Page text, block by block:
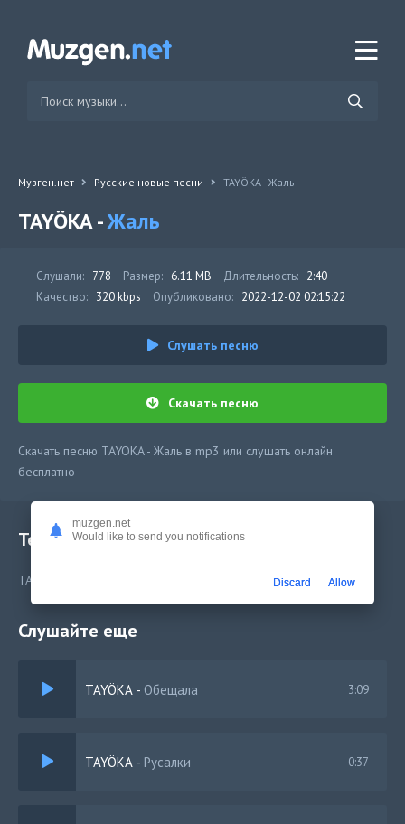
Музген.нет Русские новые песни TAYÖKA - Жаль
TAYÖKA -Жаль
Слушали: 778 Размер: 6.11 MB Длительность: 2:40
Качество: 320 kbps Опубликовано: 2022-12-02 02:15:22
Слушать песню
Скачать песню
Скачать песню TAYÖKA - Жаль в mp3 или слушать онлайн
бесплатно
Текст песни
TAYÖKA - Жаль
Слушайте еще
TAYÖKA - Обещала 3:09
TAYÖKA - Русалки 0:37
muzgen.net
Would like to send you notifications
Discard Allow